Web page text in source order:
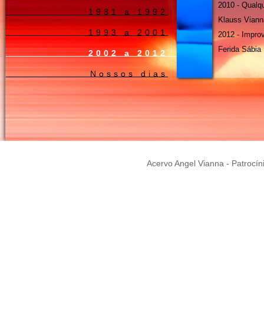
1981 a 1992
1993 a 2001
2002 a 2012
Nossos dias
2010 -
Klauss
2012 -
Ferida Sábia
Acervo Angel Vianna -